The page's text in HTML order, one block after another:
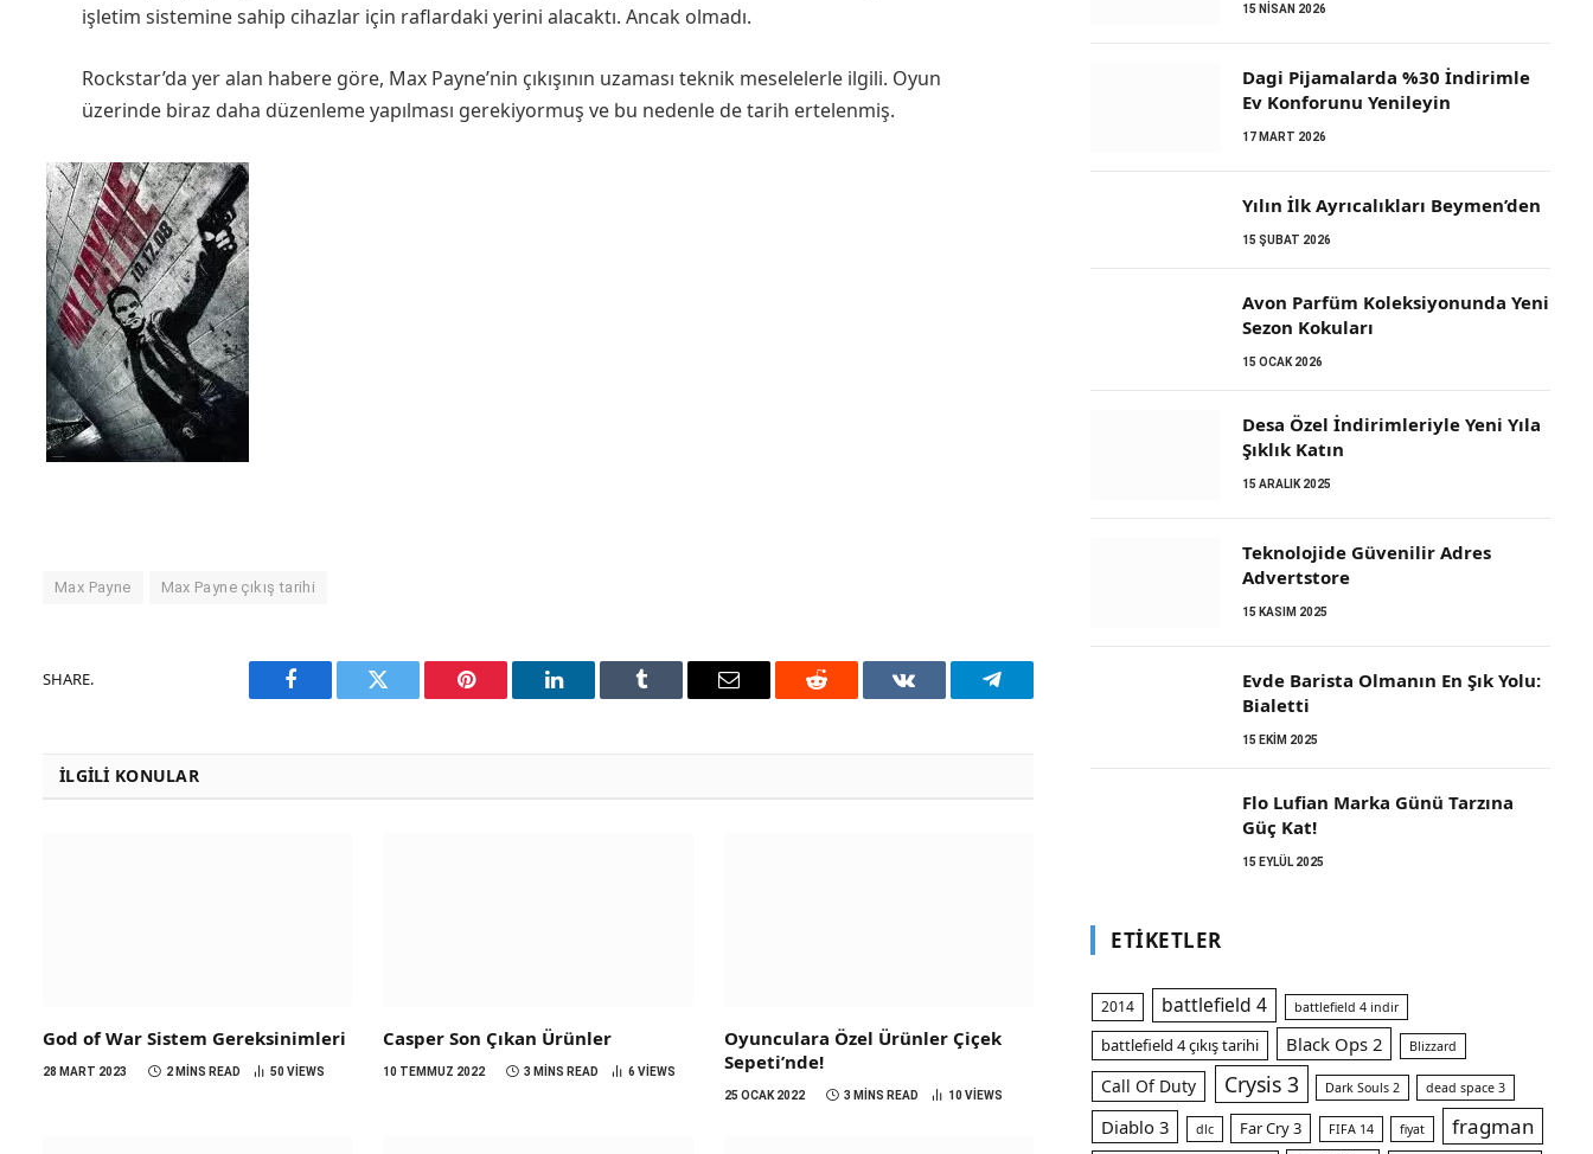
işletim sistemine sahip cihazlar için raflardaki yerini alacaktı. Ancak olmadı.
Rockstar’da yer alan habere göre, Max Payne’nin çıkışının uzaması teknik meselelerle ilgili. Oyun
üzerinde biraz daha düzenleme yapılması gerekiyormuş ve bu nedenle de tarih ertelenmiş.
Max Payne Max Payne çıkış tarihi
SHARE.
Facebook Twitter Pinterest LinkedIn Tumblr Email Reddit VKontakteTelegram
İLGILI KONULAR
God of War Sistem Gereksinimleri
28 MART 2023 2 MINS READ 50 VIEWS
Casper Son Çıkan Ürünler
10 TEMMUZ 2022 3 MINS READ 6VIEWS
Oyunculara Özel Ürünler Çiçek
Sepeti’nde!
25 OCAK 2022 3 MINS READ 10 VIEWS
15 NISAN 2026
Dagi Pijamalarda %30 İndirimle
Ev Konforunu Yenileyin
17 MART 2026
Yılın İlk Ayrıcalıkları Beymen’den
15 ŞUBAT 2026
Avon Parfüm Koleksiyonunda Yeni
Sezon Kokuları
15 OCAK 2026
Desa Özel İndirimleriyle Yeni Yıla
Şıklık Katın
15 ARALIK 2025
Teknolojide Güvenilir Adres
Advertstore
15 KASIM 2025
Evde Barista Olmanın En Şık Yolu:
Bialetti
15 EKIM 2025
Flo Lufian Marka Günü Tarzına
Güç Kat!
15 EYLÜL 2025
ETIKETLER
2014 battlefield 4 battlefield 4 indir
battlefield 4 çıkış tarihi Black Ops 2 Blizzard
Call Of Duty Crysis 3 Dark Souls 2 dead space 3
Diablo 3 dlc Far Cry 3 FIFA 14 fiyat fragman